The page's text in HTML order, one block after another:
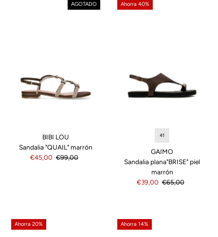
AGOTADO
BIBI LOU
Sandalia "QUAIL" marrón
Precio
€45,00 Precio
€99,00
Ahorra 40%
41
GAIMO
Sandalia plana"BRISE" piel
marrón
Precio
€39,00 Precio
€65,00
Ahorra 20% Ahorra 14%